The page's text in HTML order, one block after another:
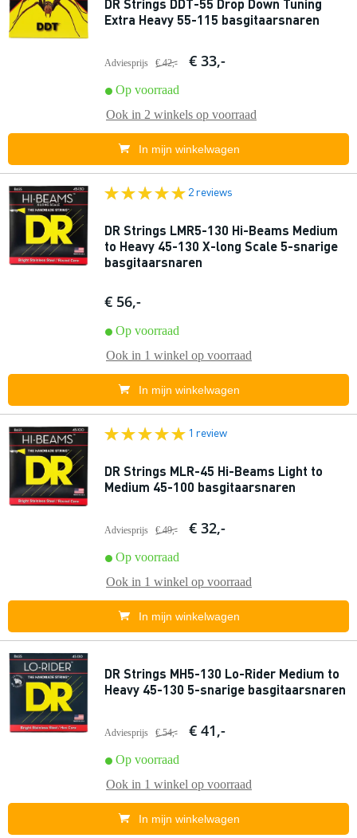
DR Strings DDT-55 Drop Down Tuning
Extra Heavy 55-115 basgitaarsnaren
Adviesprijs € 42,- € 33,-
Op voorraad
Ook in 2 winkels op voorraad
In mijn winkelwagen
2 reviews
DR Strings LMR5-130 Hi-Beams Medium
to Heavy 45-130 X-long Scale 5-snarige
basgitaarsnaren
€ 56,-
Op voorraad
Ook in 1 winkel op voorraad
In mijn winkelwagen
1 review
DR Strings MLR-45 Hi-Beams Light to
Medium 45-100 basgitaarsnaren
Adviesprijs € 49,- € 32,-
Op voorraad
Ook in 1 winkel op voorraad
In mijn winkelwagen
DR Strings MH5-130 Lo-Rider Medium to
Heavy 45-130 5-snarige basgitaarsnaren
Adviesprijs € 54,- € 41,-
Op voorraad
Ook in 1 winkel op voorraad
In mijn winkelwagen